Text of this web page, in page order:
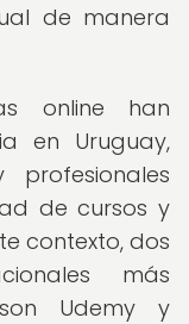
de manera
online han
en Uruguay,
de cursos y
contexto, dos
más
Udemy y